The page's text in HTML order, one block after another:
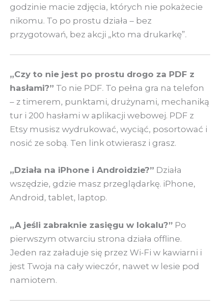
godzinie macie zdjęcia, których nie pokażecie
nikomu. To po prostu działa – bez
przygotowań, bez akcji „kto ma drukarkę”.
„Czy to nie jest po prostu drogo za PDF z
hasłami?” To nie PDF. To pełna gra na telefon
– z timerem, punktami, drużynami, mechaniką
tur i 200 hasłami w aplikacji webowej. PDF z
Etsy musisz wydrukować, wyciąć, posortować i
nosić ze sobą. Ten link otwierasz i grasz.
„Działa na iPhone i Androidzie?” Działa
wszędzie, gdzie masz przeglądarkę. iPhone,
Android, tablet, laptop.
„A jeśli zabraknie zasięgu w lokalu?” Po
pierwszym otwarciu strona działa offline.
Jeden raz załaduje się przez Wi-Fi w kawiarni i
jest Twoja na cały wieczór, nawet w lesie pod
namiotem.